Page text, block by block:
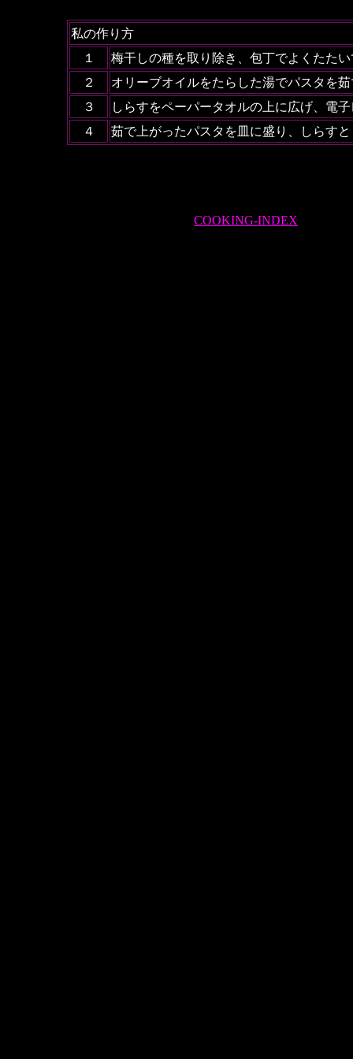
私の作り方
１
梅干しの種を取り除き、包丁でよくたた
２
オリーブオイルをたらした湯でパスタを
３
しらすをペーパータオルの上に広げ、電
４
茹で上がったパスタを皿に盛り、しらす
COOKING-INDEX